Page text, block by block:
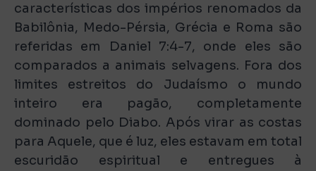
características dos impérios renomados da
Babilônia, Medo-Pérsia, Grécia e Roma são
referidas em Daniel 7:4-7, onde eles são
comparados a animais selvagens. Fora dos
limites estreitos do Judaísmo o mundo
inteiro era pagão, completamente
dominado pelo Diabo. Após virar as costas
para Aquele, que é luz, eles estavam em total
escuridão espiritual e entregues à